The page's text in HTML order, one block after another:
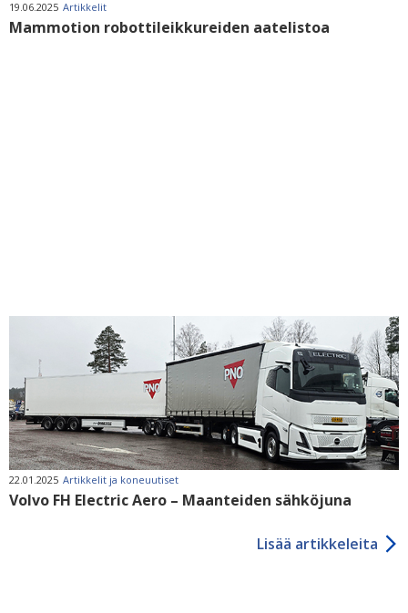
19.06.2025 Artikkelit
Mammotion robottileikkureiden aatelistoa
22.01.2025 Artikkelit ja koneuutiset
Volvo FH Electric Aero – Maanteiden sähköjuna
Lisää artikkeleita